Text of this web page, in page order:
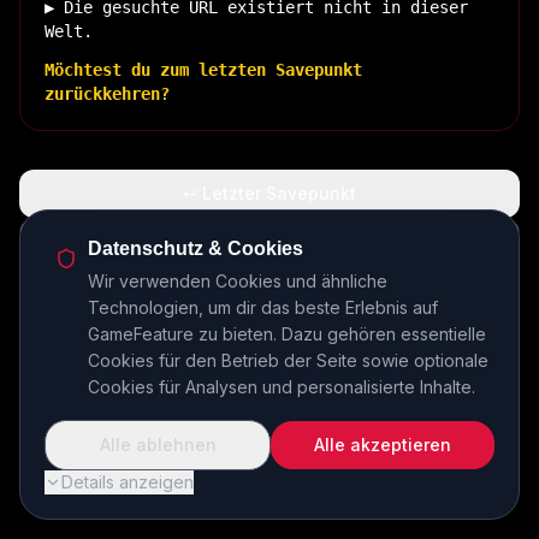
▶ Die gesuchte URL existiert nicht in dieser
Welt.
Möchtest du zum letzten Savepunkt
zurückkehren?
🏠 Zurück zur Basis
INSERT COIN TO CONTINUE...
Datenschutz & Cookies
Wir verwenden Cookies und ähnliche
Technologien, um dir das beste Erlebnis auf
GameFeature zu bieten. Dazu gehören essentielle
Cookies für den Betrieb der Seite sowie optionale
Cookies für Analysen und personalisierte Inhalte.
Details anzeigen
Alle ablehnen Alle akzeptieren